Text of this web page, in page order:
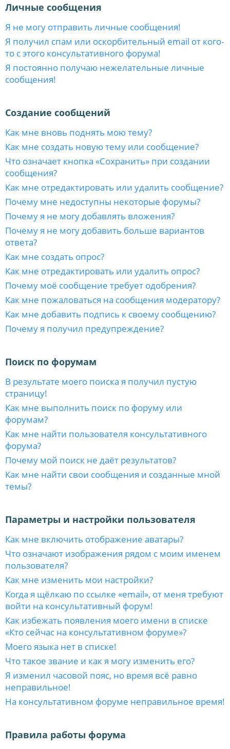
Личные сообщения
Я не могу отправить личные сообщения!
Я получил спам или оскорбительный email от кого-
то с этого консультативного форума!
Я постоянно получаю нежелательные личные
сообщения!
Создание сообщений
Как мне вновь поднять мою тему?
Как мне создать новую тему или сообщение?
Что означает кнопка «Сохранить» при создании
сообщения?
Как мне отредактировать или удалить сообщение?
Почему мне недоступны некоторые форумы?
Почему я не могу добавлять вложения?
Почему я не могу добавить больше вариантов
ответа?
Как мне создать опрос?
Как мне отредактировать или удалить опрос?
Почему моё сообщение требует одобрения?
Как мне пожаловаться на сообщения модератору?
Как мне добавить подпись к своему сообщению?
Почему я получил предупреждение?
Поиск по форумам
В результате моего поиска я получил пустую
страницу!
Как мне выполнить поиск по форуму или
форумам?
Как мне найти пользователя консультативного
форума?
Почему мой поиск не даёт результатов?
Как мне найти свои сообщения и созданные мной
темы?
Параметры и настройки пользователя
Как мне включить отображение аватары?
Что означают изображения рядом с моим именем
пользователя?
Как мне изменить мои настройки?
Когда я щёлкаю по ссылке «email», от меня требуют
войти на консультативный форум!
Как избежать появления моего имени в списке
«Кто сейчас на консультативном форуме»?
Моего языка нет в списке!
Что такое звание и как я могу изменить его?
Я изменил часовой пояс, но время всё равно
неправильное!
На консультативном форуме неправильное время!
Правила работы форума